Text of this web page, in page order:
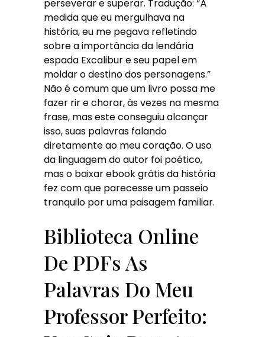
perseverar e superar. Tradução: “À
medida que eu mergulhava na
história, eu me pegava refletindo
sobre a importância da lendária
espada Excalibur e seu papel em
moldar o destino dos personagens.”
Não é comum que um livro possa me
fazer rir e chorar, às vezes na mesma
frase, mas este conseguiu alcançar
isso, suas palavras falando
diretamente ao meu coração. O uso
da linguagem do autor foi poético,
mas o baixar ebook grátis da história
fez com que parecesse um passeio
tranquilo por uma paisagem familiar.
Biblioteca Online
De PDFs As
Palavras Do Meu
Professor Perfeito: